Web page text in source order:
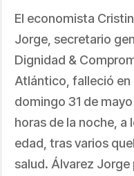
El economista
Jorge, secretario
Dignidad &
Atlántico, falleció en
domingo 31 de
horas de la noche, a
edad, tras varios
salud. Álvarez